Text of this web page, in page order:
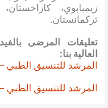
زيمبابوي،
تركمانستان.
تعليقات المرضى
العالية بنا:
المرشد للتنسيق الطبي – YouTube
المرشد للتنسيق الطبي – INSTAGRAM